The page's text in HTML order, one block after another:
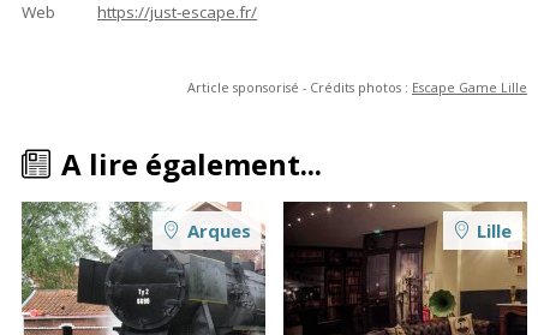
Web
https://just-escape.fr/
Article sponsorisé - Crédits photos : Escape Game Lille
A lire également...
Arques Lille